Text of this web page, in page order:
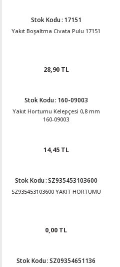
Stok Kodu: 17151
Yakıt Boşaltma Civata Pulu 17151
28,90 TL
Stok Kodu: 160-09003
Yakıt Hortumu Kelepçesi 0,8 mm
160-09003
14,45 TL
Stok Kodu:SZ935453103600
SZ935453103600 YAKIT HORTUMU
0,00 TL
Stok Kodu:SZ09354651136